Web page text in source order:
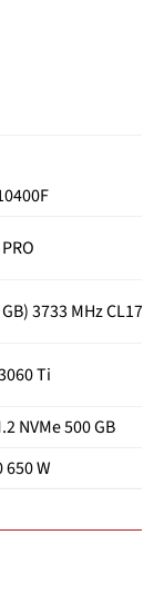
3733 MHz CL17
Ti
NVMe 500 GB
650 W